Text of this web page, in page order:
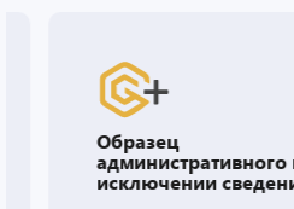
Образец
административного
исключении